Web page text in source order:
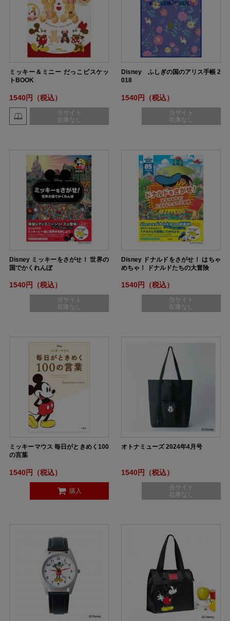
ミッキー＆ミニー だっこビスケッ
トBOOK
1540円（税込）
当サイト
在庫なし
Disney ふしぎの国のアリス手帳 2
018
1540円（税込）
当サイト
在庫なし
Disney ミッキーをさがせ！ 世界の
国でかくれんぼ
1540円（税込）
当サイト
在庫なし
Disney ドナルドをさがせ！ はちゃ
めちゃ！ ドナルドたちの大冒険
1540円（税込）
当サイト
在庫なし
ミッキーマウス 毎日がときめく100
の言葉
1540円（税込）
購入
オトナミューズ 2024年4月号
1540円（税込）
当サイト
在庫なし